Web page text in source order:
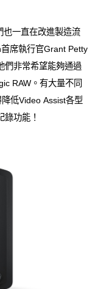
也一直在改進製造流
席執行官Grant Petty
們非常希望能夠通過
RAW。有大量不同
低Video Assist各型
功能！